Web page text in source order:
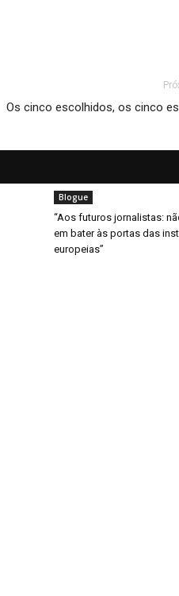
Os cinco escolhidos, os cinco
Blogue
“Aos futuros jornalistas:
em bater às portas das
europeias”